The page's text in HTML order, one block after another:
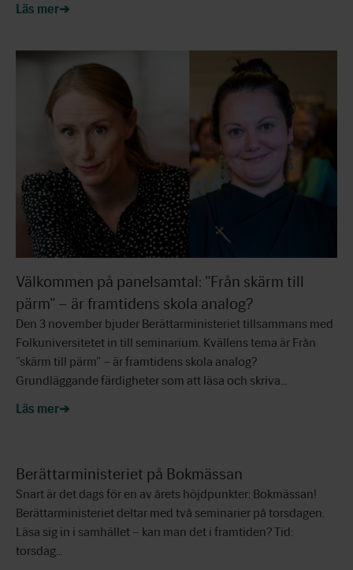
Läs mer
Välkommen på panelsamtal: ”Från skärm till
pärm” – är framtidens skola analog?
Den 3 november bjuder Berättarministeriet tillsammans med
Folkuniversitetet in till seminarium. Kvällens tema är Från
”skärm till pärm” – är framtidens skola analog?
Grundläggande färdigheter som att läsa och skriva…
Läs mer
Berättarministeriet på Bokmässan
Snart är det dags för en av årets höjdpunkter: Bokmässan!
Berättarministeriet deltar med två seminarier på torsdagen.
Läsa sig in i samhället – kan man det i framtiden? Tid:
torsdag…